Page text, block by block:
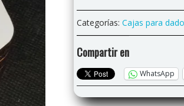
para
cantidad
Categorías: Cajas para
Compartir en
WhatsApp